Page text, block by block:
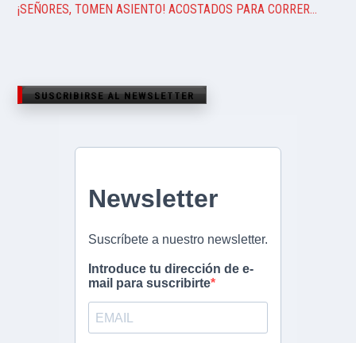
¡SEÑORES, TOMEN ASIENTO! ACOSTADOS PARA CORRER…
SUSCRIBIRSE AL NEWSLETTER